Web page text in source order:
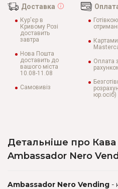
Доставка
Кур'єр в
Кривому Розі
доставить
завтра
Нова Пошта
доставить до
вашого міста
10.08-11.08
Самовивіз
Оплата
юр.осіб)
Детальніше про Кава
Ambassador Nero
Ambassador Nero Vending -